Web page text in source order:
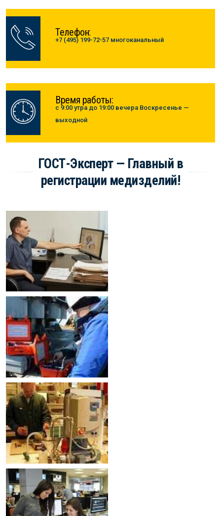
Телефон:
+7 (495) 199-72-57 многоканальный
Время работы:
с 9:00 утра до 19:00 вечера Воскресенье —
выходной
ГОСТ-Эксперт — Главный в
регистрации медизделий!